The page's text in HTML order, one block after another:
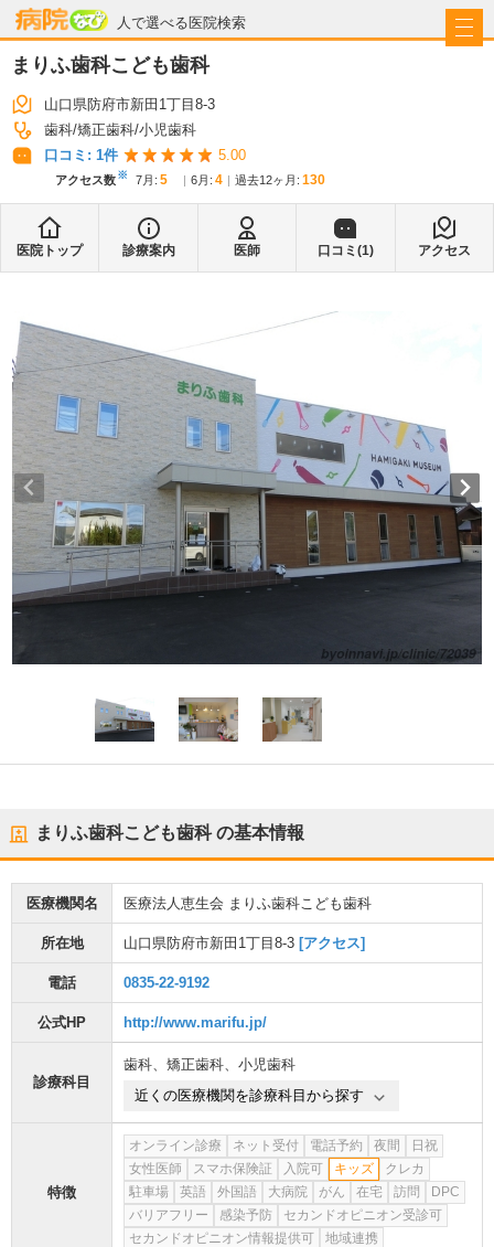
人で選べる医院検索
病院なび
まりふ歯科こども歯科
山口県防府市新田1丁目8-3
歯科 矯正歯科 小児歯科
口コミ: 1件 5.00
アクセス数※ 7月 : 5 6月 : 4 過去12ヶ月: 130
医院トップ 診療案内 医師 口コミ(1) アクセス
まりふ歯科こども歯科の基本情報
医療機関名 医療法人恵生会 まりふ歯科こども歯科
所在地 山口県防府市新田1丁目8-3 [アクセス]
電話 0835-22-9192
公式HP http://www.marifu.jp/
診療科目
歯科、 矯正歯科、 小児歯科
近くの医療機関を診療科目から探す
特徴
オンライン診療 ネット受付 電話予約 夜間
日祝
女性医師
スマホ保険証 入院可 キッズ
クレカ
駐車場
英語 外国語 大病院 がん 在宅 訪問
DPC
バリアフリー
感染予防
セカンドオピニオン受診可
セカンドオピニオン情報提供可
地域連携